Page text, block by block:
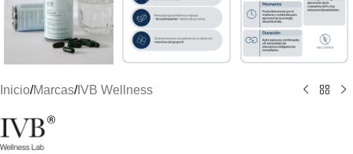
Inicio/Marcas/IVB Wellness